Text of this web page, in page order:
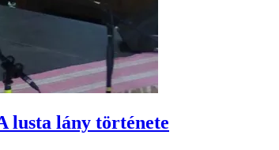
lusta lány története